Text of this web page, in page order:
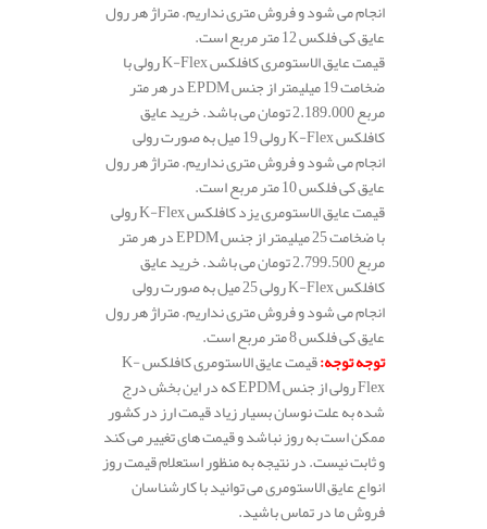
انجام می شود و فروش متری نداریم. متراژ هر رول
عایق کی فلکس 12 متر مربع است.
قیمت عایق الاستومری کافلکس K-Flex رولی با
ضخامت 19 میلیمتر از جنس EPDM در هر متر
مربع 2.189.000 تومان می باشد. خرید عایق
کافلکس K-Flex رولی 19 میل به صورت رولی
انجام می شود و فروش متری نداریم. متراژ هر رول
عایق کی فلکس 10 متر مربع است.
قیمت عایق الاستومری یزد کافلکس K-Flex رولی
با ضخامت 25 میلیمتر از جنس EPDM در هر متر
مربع 2.799.500 تومان می باشد. خرید عایق
کافلکس K-Flex رولی 25 میل به صورت رولی
انجام می شود و فروش متری نداریم. متراژ هر رول
عایق کی فلکس 8 متر مربع است.
توجه توجه:
قیمت عایق الاستومری کافلکس K-
Flex رولی از جنس EPDM که در این بخش درج
شده به علت نوسان بسیار زیاد قیمت ارز در کشور
ممکن است به روز نباشد و قیمت های تغییر می کند
و ثابت نیست. در نتیجه به منظور استعلام قیمت روز
انواع عایق الاستومری می توانید با کارشناسان
فروش ما در تماس باشید.